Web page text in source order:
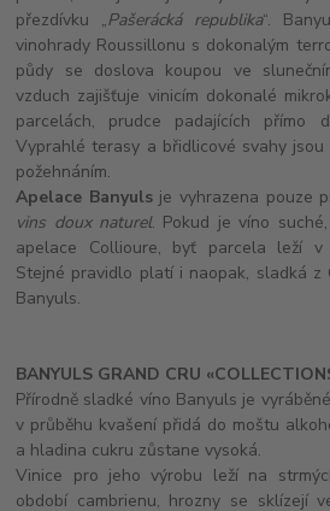
přezdívku „Pašerácká republika“.
vinohrady Roussillonu s dokonalým
půdy se doslova koupou ve
vzduch zajišťuje vinicím dokonalé
parcelách, prudce padajících přímo
Vyprahlé terasy a břidlicové svahy jsou
požehnáním.
Apelace Banyulsje vyhrazena pouze
vins doux naturel. Pokud je víno
apelace Collioure, byť parcela leží v
Stejné pravidlo platí i naopak, sladká z
Banyuls.
BANYULS GRAND CRU
Přírodně sladké víno Banyuls je
v průběhu kvašení přidá do moštu
a hladina cukru zůstane vysoká.
Vinice pro jeho výrobu leží na
období cambrienu, hrozny se sklízejí